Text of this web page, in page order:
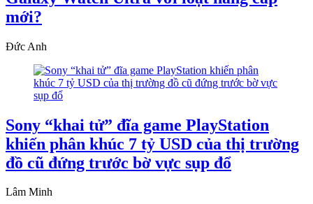
mới?
Đức Anh
Sony “khai tử” đĩa game PlayStation
khiến phân khúc 7 tỷ USD của thị trường
đồ cũ đứng trước bờ vực sụp đổ
Lâm Minh